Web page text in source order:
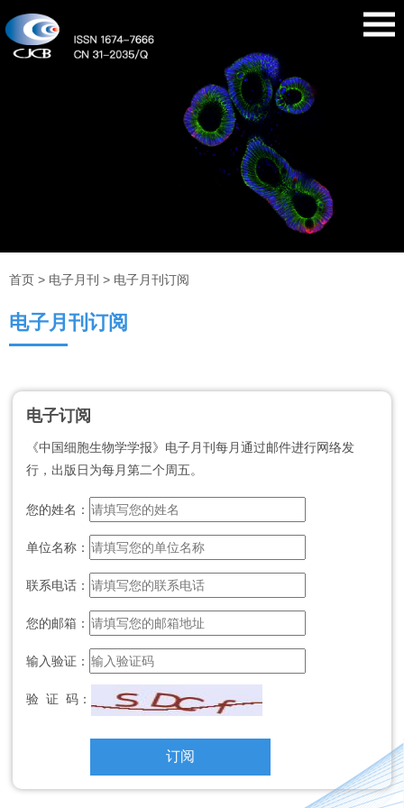
首页 > 电子月刊 > 电子月刊订阅
电子月刊订阅
电子订阅
《中国细胞生物学学报》电子月刊每月通过邮件进行网络发
行，出版日为每月第二个周五。
您的姓名：
单位名称：
联系电话：
您的邮箱：
输入验证：
验 证 码：